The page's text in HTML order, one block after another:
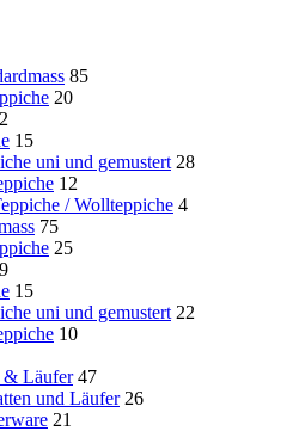
85
20
15
uni und gemustert 28
12
/ Wollteppiche 4
75
25
15
uni und gemustert 22
10
& Läufer 47
und Läufer 26
21